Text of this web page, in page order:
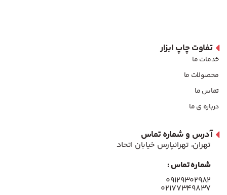
تفاوت چاپ ابزار
خدمات ما
محصولات ما
تماس ما
درباره ی ما
آدرس و شماره تماس
تهران، تهرانپارس خیابان اتحاد
شماره تماس :
۰۹۱۲۹۳۰۲۹۸۲
۰۲۱۷۷۳۴۹۸۳۷